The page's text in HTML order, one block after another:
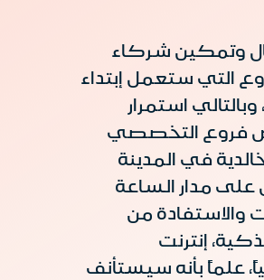
1441هـ لضمان استمرارية الأعمال وتمكين شركاء
التي ستعمل إبتداء
يوم الخميس 28 مايو 2020م من الساعة 10 صباحاً حتى الساعة 2 ظهراً، وبالتالي استمرار
فروع التخصصي
في المدينة
على مدار الساعة
والاستفادة من
إنترنت
الإنماء للصرف الآلي التي تجاوزت 1530 صرافاً آلياً، علماً بأنه سيستأنف